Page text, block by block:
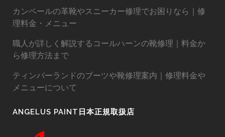
カンペールの革靴やスニーカー修理でお困りなら｜修
理料金・メニュー
職人が詳しく解説するコールハーンの靴修理｜料金か
ら修理方法まで
ティンバーランドのブーツや靴修理案内｜修理料金や
メニューについて
ANGELUS PAINT日本正規取扱店